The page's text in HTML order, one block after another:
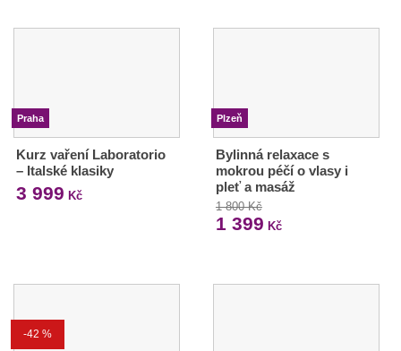
Praha
Kurz vaření Laboratorio
– Italské klasiky
3 999 Kč
Plzeň
Bylinná relaxace s
mokrou péčí o vlasy i
pleť a masáž
1 800 Kč
1 399 Kč
-42 %